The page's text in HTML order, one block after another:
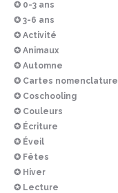
✪ 0-3 ans
✪ 3-6 ans
✪ Activité
✪ Animaux
✪ Automne
✪ Cartes nomenclature
✪ Coschooling
✪ Couleurs
✪ Écriture
✪ Éveil
✪ Fêtes
✪ Hiver
✪ Lecture